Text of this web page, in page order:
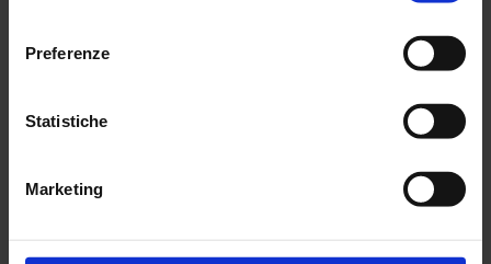
Preferenze
Statistiche
Marketing